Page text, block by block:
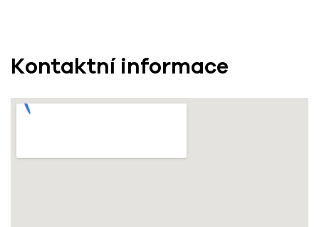
Kontaktní informace